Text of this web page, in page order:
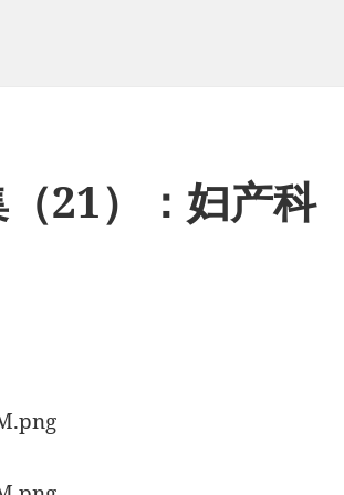
21）：妇产科